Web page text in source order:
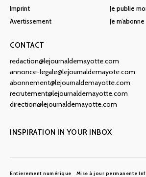
Imprint
Avertissement
Je publie
Je m’abonne
CONTACT
redaction@lejournaldemayotte.com
annonce-legale@lejournaldemayote.com
abonnement@lejournaldemayotte.com
recrutement@lejournaldemayotte.com
direction@lejournaldemayotte.com
INSPIRATION IN YOUR INBOX
Entierement numérique Mise à jour permanente